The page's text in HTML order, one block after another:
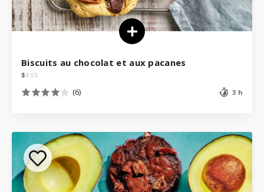
Biscuits au chocolat et aux pacanes
$$ $$
(6) 3 h